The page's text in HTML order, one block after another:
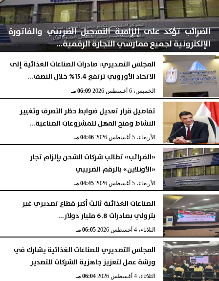
الضرائب تؤكد على إلزامية التسجيل الضريبي والفاتورة
الإلكترونية لجميع ممارسي التجارة الرقمية...
06:10 مـ
المجلس التصديري: صادرات الصناعات الغذائية إلى
الاتحاد الأوروبي ترتفع 15.4% خلال النصف...
الخميس، 6 أغسطس 2026 06:09 مـ
تفاصيل قرار تعديل ضوابط حظر التصرف وتغيير
النشاط ومنح المهل للمشروعات الصناعية...
الأربعاء، 5 أغسطس 2026 04:46 مـ
«الضرائب» تطالب شركات الشحن بإلزام تجار
«الأونلاين» بالرقم الضريبي
الأربعاء، 5 أغسطس 2026 04:45 مـ
الصناعات الغذائية ثالث أكبر قطاع تصديري غير
بترولي بصادرات 6.8 مليار دولار...
الثلاثاء، 4 أغسطس 2026 06:05 مـ
المجلس التصديري للصناعات الغذائية يشارك في
ورشة عمل لتعزيز جاهزية الشركات للتصدير
الثلاثاء، 4 أغسطس 2026 06:04 مـ